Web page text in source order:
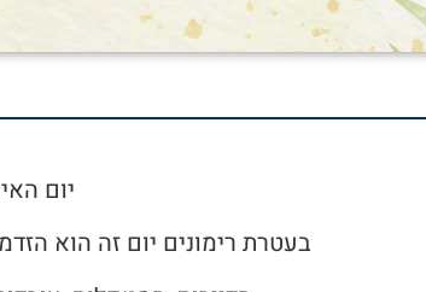
יום
בעטרת רימונים יום זה הוא